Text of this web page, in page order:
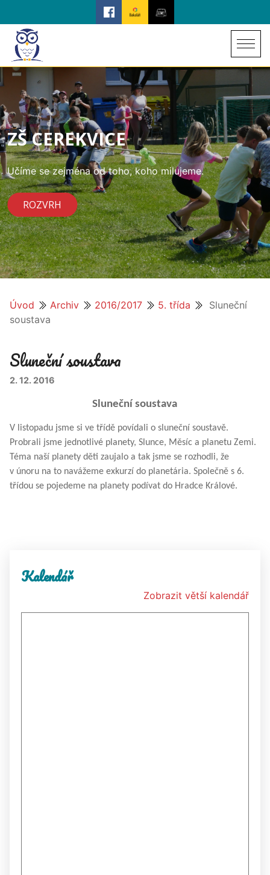
ZŠ CEREKVICE
Učíme se zejména od toho, koho milujeme.
ROZVRH
Úvod Archiv 2016/2017 5. třída
Sluneční
soustava
Sluneční soustava
2. 12. 2016
Sluneční soustava
V listopadu jsme si ve třídě povídali o sluneční soustavě.
Probrali jsme jednotlivé planety, Slunce, Měsíc a planetu Zemi.
Téma naší planety děti zaujalo a tak jsme se rozhodli, že
v únoru na to navážeme exkurzí do planetária. Společně s 6.
třídou se pojedeme na planety podívat do Hradce Králové.
Kalendář
Zobrazit větší kalendář